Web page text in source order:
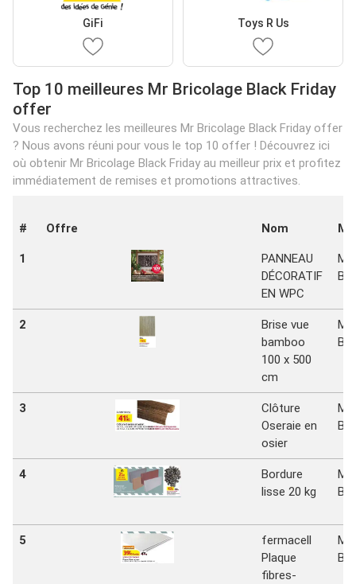
GiFi Toys R Us
Top 10 meilleures Mr Bricolage Black Friday
offer
Vous recherchez les meilleures Mr Bricolage Black Friday offer
? Nous avons réuni pour vous le top 10 offer ! Découvrez ici
où obtenir Mr Bricolage Black Friday au meilleur prix et profitez
immédiatement de remises et promotions attractives.
# Offre Nom
1
PANNEAU
DÉCORATIF
EN WPC
Mr
2
Brise vue
bamboo
100 x 500
cm
Mr
3
Clôture
Oseraie en
osier
Mr
4
Bordure
lisse 20 kg
Mr
5
fermacell
Plaque
fibres-
Mr